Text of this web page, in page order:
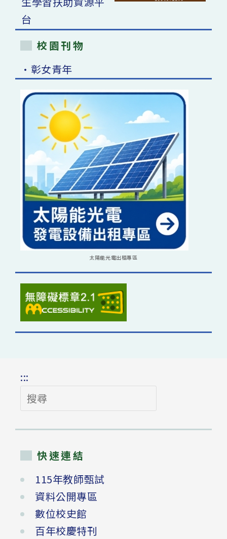
校園刊物
•彰女青年
太陽能光電出租專區
:::
搜
尋
快速連結
115年教師甄試
資料公開專區
數位校史館
百年校慶特刊